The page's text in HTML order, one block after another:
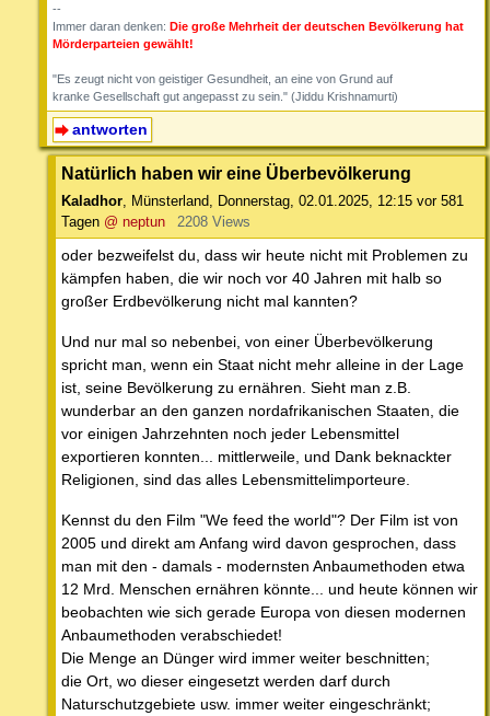
--
Immer daran denken: Die große Mehrheit der deutschen Bevölkerung hat
Mörderparteien gewählt!
"Es zeugt nicht von geistiger Gesundheit, an eine von Grund auf
kranke Gesellschaft gut angepasst zu sein." (Jiddu Krishnamurti)
antworten
Natürlich haben wir eine Überbevölkerung
Kaladhor Münsterland Donnerstag, 02.01.2025, 12:15 vor 581
Tagen @ neptun 2208 Views
oder bezweifelst du, dass wir heute nicht mit Problemen zu
kämpfen haben, die wir noch vor 40 Jahren mit halb so
großer Erdbevölkerung nicht mal kannten?
Und nur mal so nebenbei, von einer Überbevölkerung
spricht man, wenn ein Staat nicht mehr alleine in der Lage
ist, seine Bevölkerung zu ernähren. Sieht man z.B.
wunderbar an den ganzen nordafrikanischen Staaten, die
vor einigen Jahrzehnten noch jeder Lebensmittel
exportieren konnten... mittlerweile, und Dank beknackter
Religionen, sind das alles Lebensmittelimporteure.
Kennst du den Film "We feed the world"? Der Film ist von
2005 und direkt am Anfang wird davon gesprochen, dass
man mit den - damals - modernsten Anbaumethoden etwa
12 Mrd. Menschen ernähren könnte... und heute können wir
beobachten wie sich gerade Europa von diesen modernen
Anbaumethoden verabschiedet!
Die Menge an Dünger wird immer weiter beschnitten;
die Ort, wo dieser eingesetzt werden darf durch
Naturschutzgebiete usw. immer weiter eingeschränkt;